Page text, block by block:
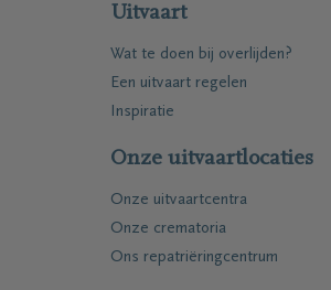
Uitvaart
Wat te doen bij overlijden?
Een uitvaart regelen
Inspiratie
Onze uitvaartlocaties
Onze uitvaartcentra
Onze crematoria
Ons repatriëringcentrum